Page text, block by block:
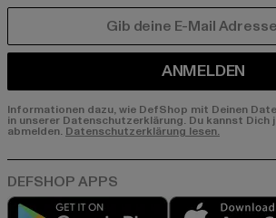
ANMELDEN
Informationen dazu, wie DefShop mit Deinen
in unserer Datenschutzerklärung. Du kannst
abmelden. Datenschutzerklärung lesen.
Play market